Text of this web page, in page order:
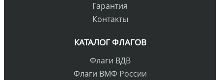
Гарантия
Контакты
КАТАЛОГ ФЛАГОВ
Флаги ВДВ
Флаги ВМФ России